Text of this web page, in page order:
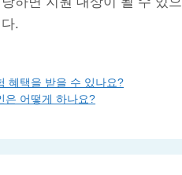
.
혜택을 받을 수 있나요?
은 어떻게 하나요?